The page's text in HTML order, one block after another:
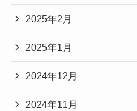
2025年2月
2025年1月
2024年12月
2024年11月